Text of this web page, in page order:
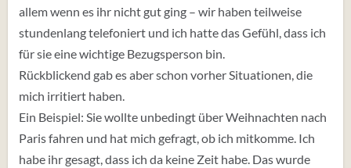
allem wenn es ihr nicht gut ging – wir haben teilweise
stundenlang telefoniert und ich hatte das Gefühl, dass ich
für sie eine wichtige Bezugsperson bin.
Rückblickend gab es aber schon vorher Situationen, die
mich irritiert haben.
Ein Beispiel: Sie wollte unbedingt über Weihnachten nach
Paris fahren und hat mich gefragt, ob ich mitkomme. Ich
habe ihr gesagt, dass ich da keine Zeit habe. Das wurde